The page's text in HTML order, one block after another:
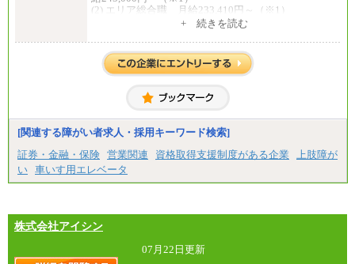
(2) エリア総合職 月給233,410円～（※1）
(3) アシスタントスタッフ 日給9,800円～12,500円
※１ 試用期間６か月（試用期間中も給与に変更
はございません）
※２ 勤務地により異なります
（1) 総合職 （院了）月給274,862円～／（大学卒）
月給245,000円～（※1）
(2) エリア総合職 月給233,410円～（※1）
(3) アシスタントスタッフ 日給9,800円～12,500円
（※2）
※１ 試用期間６か月（試用期間中も給与に変更
なし）
※２ 勤務地により異なる
+ 続きを読む
[関連する障がい者求人・採用キーワード検索]
証券・金融・保険 営業関連 資格取得支援制度がある企業
上肢障が
い 車いす用エレベータ
株式会社アイシン
07月22日更新